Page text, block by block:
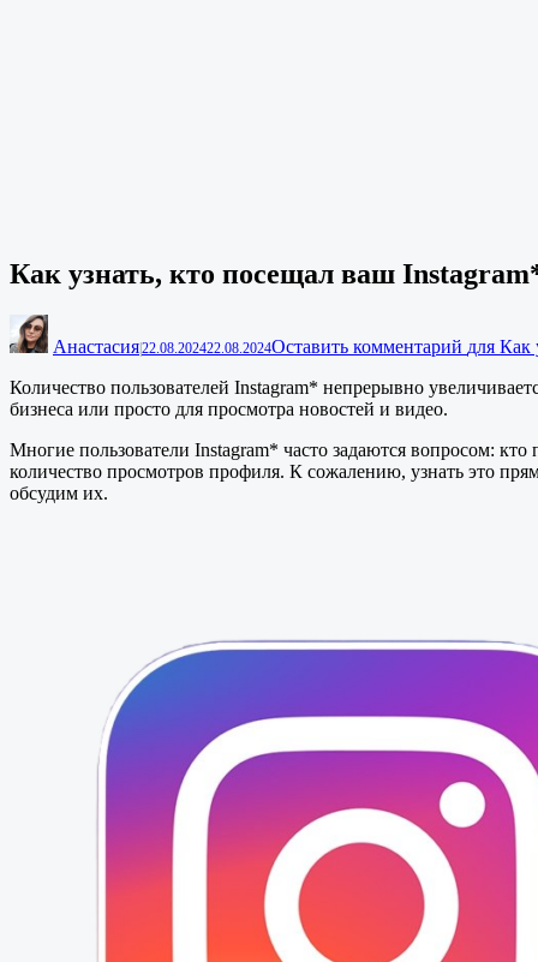
Как узнать, кто посещал ваш
Анастасия22.08.202422.08.2024Оставить комментарий для Как
Количество пользователей Instagram* непрерывно
бизнеса или просто для просмотра новостей и видео.
Многие пользователи Instagram* часто задаются вопросом:
количество просмотров профиля. К сожалению, узнать это
обсудим их.